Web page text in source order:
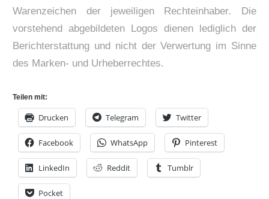
Warenzeichen der jeweiligen Rechteinhaber. Die
vorstehend abgebildeten Logos dienen lediglich der
Berichterstattung und nicht der Verwertung im Sinne
des Marken- und Urheberrechtes.
Teilen mit:
Drucken Telegram Twitter
Facebook WhatsApp Pinterest
LinkedIn Reddit Tumblr
Pocket